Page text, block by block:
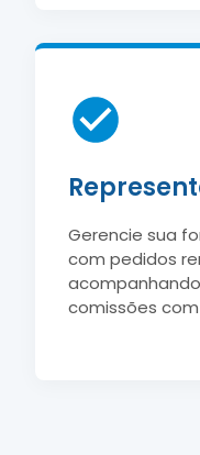
Gerencie sua
com pedidos
comissões